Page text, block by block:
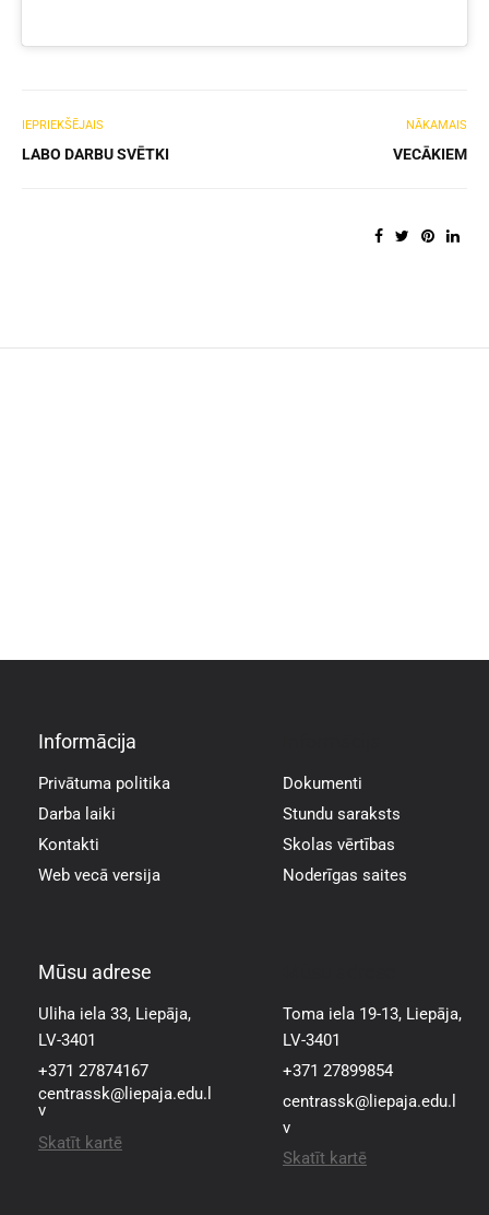
IEPRIEKŠĒJAIS
LABO DARBU SVĒTKI
NĀKAMAIS
VECĀKIEM
Informācija
Privātuma politika
Darba laiki
Kontakti
Web vecā versija
Dokumenti
Stundu saraksts
Skolas vērtības
Noderīgas saites
Mūsu adrese
Uliha iela 33, Liepāja,
LV-3401
+371 27874167
centrassk@liepaja.edu.l
v
Skatīt kartē
Toma iela 19-13, Liepāja,
LV-3401
+371 27899854
centrassk@liepaja.edu.l
v
Skatīt kartē